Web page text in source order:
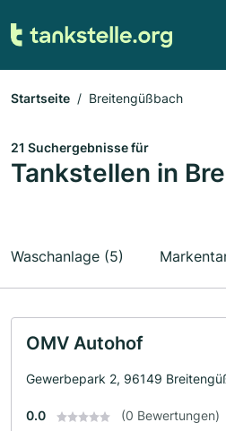
Startseite Breitengüßbach
21 Suchergebnisse für
Tankstellen in
Waschanlage (5)
OMV Autohof
Gewerbepark 2, 96149
0.0 (0 Bewertungen)